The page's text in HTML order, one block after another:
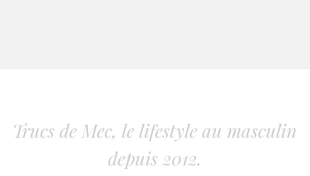
Trucs de Mec, le lifestyle au masculin
depuis 2012.